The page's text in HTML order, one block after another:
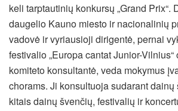
keli tarptautinių konkursų „Grand Prix“.
daugelio Kauno miesto ir nacionalinių
vadovė ir vyriausioji dirigentė, pernai
festivalio „Europa cantat Junior-
komiteto konsultantė, veda mokymus
chorams. Ji konsultuoja sudarant dainų
kitais dainų švenčių, festivalių ir